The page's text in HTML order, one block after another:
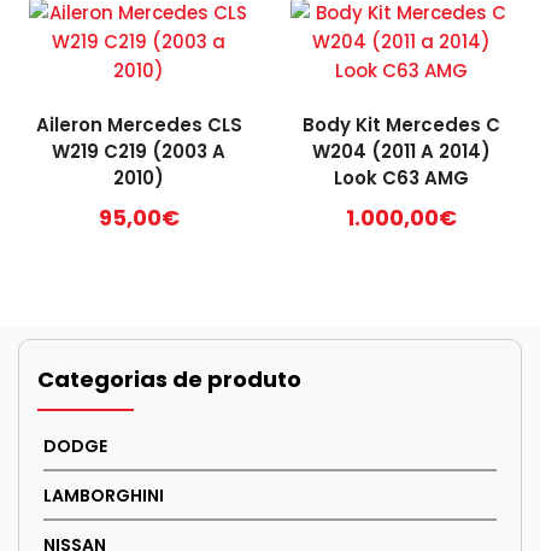
Aileron Mercedes CLS
W219 C219 (2003 A
2010)
95,00€
Body Kit Mercedes C
W204 (2011 A 2014)
Look C63 AMG
1.000,00€
Categorias de produto
DODGE
LAMBORGHINI
NISSAN